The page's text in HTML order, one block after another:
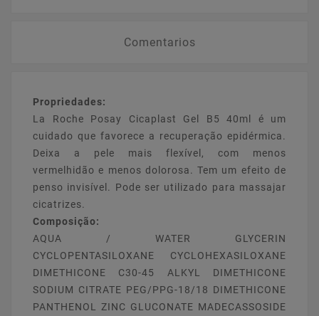
Comentarios
Propriedades:
La Roche Posay Cicaplast Gel B5 40ml é um
cuidado que favorece a recuperação epidérmica.
Deixa a pele mais flexível, com menos
vermelhidão e menos dolorosa. Tem um efeito de
penso invisível. Pode ser utilizado para massajar
cicatrizes.
Composição:
AQUA / WATER GLYCERIN
CYCLOPENTASILOXANE CYCLOHEXASILOXANE
DIMETHICONE C30-45 ALKYL DIMETHICONE
SODIUM CITRATE PEG/PPG-18/18 DIMETHICONE
PANTHENOL ZINC GLUCONATE MADECASSOSIDE